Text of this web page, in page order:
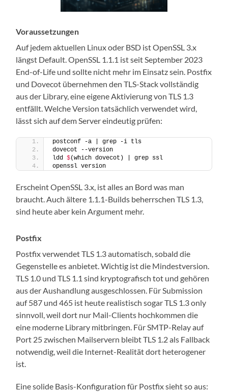
Voraussetzungen
Auf jedem aktuellen Linux oder BSD ist OpenSSL 3.x
längst Default. OpenSSL 1.1.1 ist seit September 2023
End-of-Life und sollte nicht mehr im Einsatz sein. Postfix
und Dovecot übernehmen den TLS-Stack vollständig
aus der Library, eine eigene Aktivierung von TLS 1.3
entfällt. Welche Version tatsächlich verwendet wird,
lässt sich auf dem Server eindeutig prüfen:
postconf -a | grep -i tls
dovecot --version
ldd $(which dovecot) | grep ssl
openssl version
Erscheint OpenSSL 3.x, ist alles an Bord was man
braucht. Auch ältere 1.1.1-Builds beherrschen TLS 1.3,
sind heute aber kein Argument mehr.
Postfix
Postfix verwendet TLS 1.3 automatisch, sobald die
Gegenstelle es anbietet. Wichtig ist die Mindestversion.
TLS 1.0 und TLS 1.1 sind kryptografisch tot und gehören
aus der Aushandlung ausgeschlossen. Für Submission
auf 587 und 465 ist heute realistisch sogar TLS 1.3 only
sinnvoll, weil dort nur Mail-Clients hochkommen die
eine moderne Library mitbringen. Für SMTP-Relay auf
Port 25 zwischen Mailservern bleibt TLS 1.2 als Fallback
notwendig, weil die Internet-Realität dort heterogener
ist.
Eine solide Basis-Konfiguration für Postfix sieht so aus: